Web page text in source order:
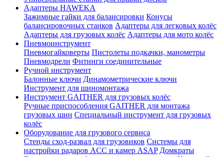
Адаптеры HAWEKA
Зажимные гайки для балансировки Конусы
балансировочных станков Адаптеры для легковых колёс
Адаптеры для грузовых колёс Адаптеры для мото колёс
Пневмоинструмент
Пневмогайковерты Пистолеты подкачки, манометры
Пневмодрели Фитинги соединительные
Ручной инструмент
Балонные ключи Динамометрические ключи
Инструмент для шиномонтажа
Инструмент GAITHER для грузовых колёс
Ручные приспособления GAITHER для монтажа
грузовых шин Специальный инструмент для грузовых
колёс
Оборудование для грузового сервиса
Стенды сход-развал для грузовиков Системы для
настройки радаров ACC и камер ASAP Домкраты